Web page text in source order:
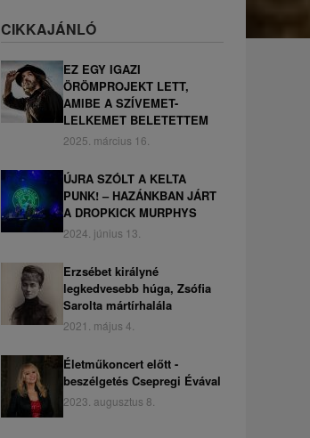
CIKKAJÁNLÓ
EZ EGY IGAZI
ÖRÖMPROJEKT LETT,
AMIBE A SZÍVEMET-
LELKEMET BELETETTEM
2025. március 16.
ÚJRA SZÓLT A KELTA
PUNK! – HAZÁNKBAN JÁRT
A DROPKICK MURPHYS
2024. június 13.
Erzsébet királyné
legkedvesebb húga, Zsófia
Sarolta mártírhalála
2021. május 4.
Életműkoncert előtt -
beszélgetés Csepregi Évával
2023. augusztus 8.